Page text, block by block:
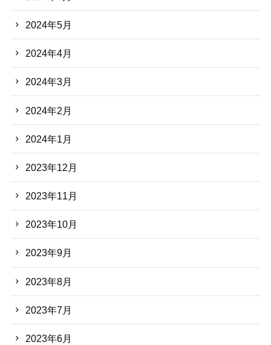
2024年5月
2024年4月
2024年3月
2024年2月
2024年1月
2023年12月
2023年11月
2023年10月
2023年9月
2023年8月
2023年7月
2023年6月